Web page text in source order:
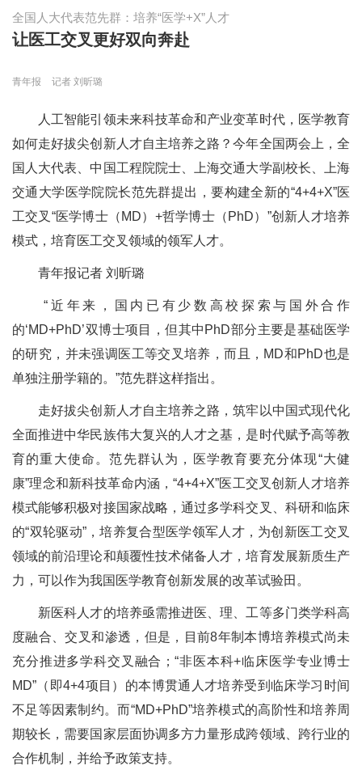
全国人大代表范先群：培养“医学+X”人才
让医工交叉更好双向奔赴
青年报 记者 刘昕璐
人工智能引领未来科技革命和产业变革时代，医学教育
如何走好拔尖创新人才自主培养之路？今年全国两会上，全
国人大代表、中国工程院院士、上海交通大学副校长、上海
交通大学医学院院长范先群提出，要构建全新的“4+4+X”医
工交叉“医学博士（MD）+哲学博士（PhD）”创新人才培养
模式，培育医工交叉领域的领军人才。
青年报记者 刘昕璐
“近年来，国内已有少数高校探索与国外合作
的‘MD+PhD’双博士项目，但其中PhD部分主要是基础医学
的研究，并未强调医工等交叉培养，而且，MD和PhD也是
单独注册学籍的。”范先群这样指出。
走好拔尖创新人才自主培养之路，筑牢以中国式现代化
全面推进中华民族伟大复兴的人才之基，是时代赋予高等教
育的重大使命。范先群认为，医学教育要充分体现“大健
康”理念和新科技革命内涵，“4+4+X”医工交叉创新人才培养
模式能够积极对接国家战略，通过多学科交叉、科研和临床
的“双轮驱动”，培养复合型医学领军人才，为创新医工交叉
领域的前沿理论和颠覆性技术储备人才，培育发展新质生产
力，可以作为我国医学教育创新发展的改革试验田。
新医科人才的培养亟需推进医、理、工等多门类学科高
度融合、交叉和渗透，但是，目前8年制本博培养模式尚未
充分推进多学科交叉融合；“非医本科+临床医学专业博士
MD”（即4+4项目）的本博贯通人才培养受到临床学习时间
不足等因素制约。而“MD+PhD”培养模式的高阶性和培养周
期较长，需要国家层面协调多方力量形成跨领域、跨行业的
合作机制，并给予政策支持。